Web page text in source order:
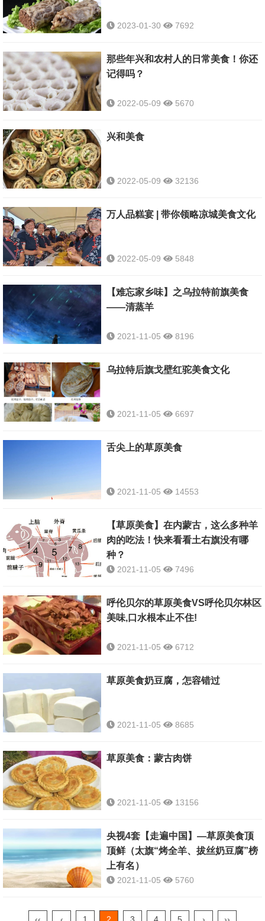
2023-01-30 7692
那些年兴和农村人的日常美食！你还
记得吗？
2022-05-09 5670
兴和美食
2022-05-09 32136
万人品糕宴 | 带你领略凉城美食文化
2022-05-09 5848
【难忘家乡味】之乌拉特前旗美食
——清蒸羊
2021-11-05 8196
乌拉特后旗戈壁红驼美食文化
2021-11-05 6697
舌尖上的草原美食
2021-11-05 14553
【草原美食】在内蒙古，这么多种羊
肉的吃法！快来看看土右旗没有哪
种？
2021-11-05 7496
呼伦贝尔的草原美食VS呼伦贝尔林区
美味,口水根本止不住!
2021-11-05 6712
草原美食奶豆腐，怎容错过
2021-11-05 8685
草原美食：蒙古肉饼
2021-11-05 13156
央视4套【走遍中国】—草原美食顶
顶鲜（太旗“烤全羊、拔丝奶豆腐”榜
上有名）
2021-11-05 5760